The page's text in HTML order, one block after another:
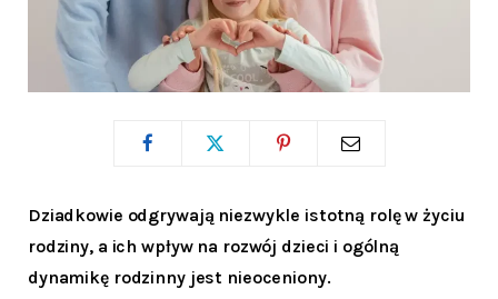
Dziadkowie odgrywają niezwykle istotną rolę w życiu
rodziny, a ich wpływ na rozwój dzieci i ogólną
dynamikę rodzinny jest nieoceniony.